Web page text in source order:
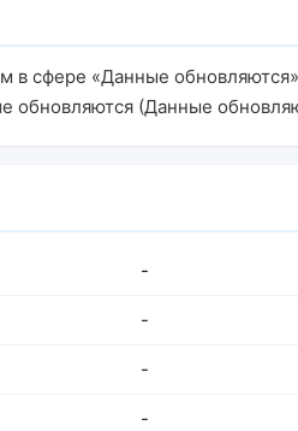
в сфере «Данные
обновляются (Данные
-
-
-
-